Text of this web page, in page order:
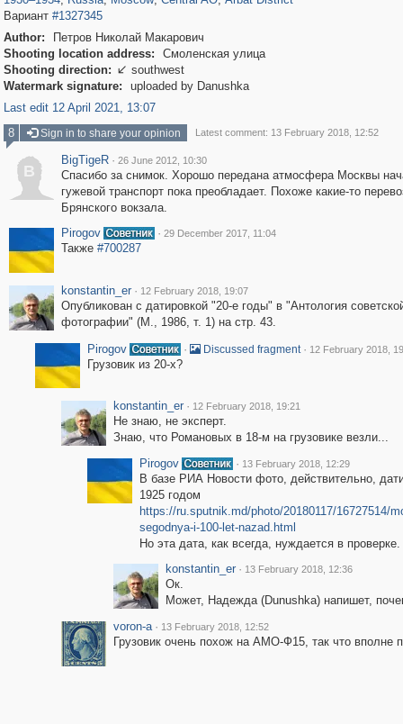
Вариант #1327345
Author:
Петров Николай Макарович
Shooting location address:
Смоленская улица
Shooting direction:  southwest
Watermark signature:
uploaded by Danushka
Last edit 12 April 2021, 13:07
8
Sign in to share your opinion Latest comment: 13 February 2018, 12:52
B
BigTigeR · 26 June 2012, 10:30
Спасибо за снимок. Хорошо передана атмосфера Москвы
гужевой транспорт пока преобладает. Похоже какие-то
Брянского вокзала.
Pirogov
· 29 December 2017, 11:04
Также #700287
konstantin_er · 12 February 2018, 19:07
Опубликован с датировкой "20-е годы" в "Антология
фотографии" (М., 1986, т. 1) на стр. 43.
Pirogov
· Discussed fragment · 12 February 2018,
Грузовик из 20-х?
konstantin_er · 12 February 2018, 19:21
Не знаю, не эксперт.
Знаю, что Романовых в 18-м на грузовике везли...
Pirogov
· 13 February 2018, 12:29
В базе РИА Новости фото, действительно,
1925 годом
https://ru.sputnik.md/photo/20180117/16727514/
segodnya-i-100-let-nazad.html
Но эта дата, как всегда, нуждается в проверке.
konstantin_er · 13 February 2018, 12:36
Ок.
Может, Надежда (Dunushka) напишет,
voron-a · 13 February 2018, 12:52
Грузовик очень похож на АМО-Ф15, так что вполне